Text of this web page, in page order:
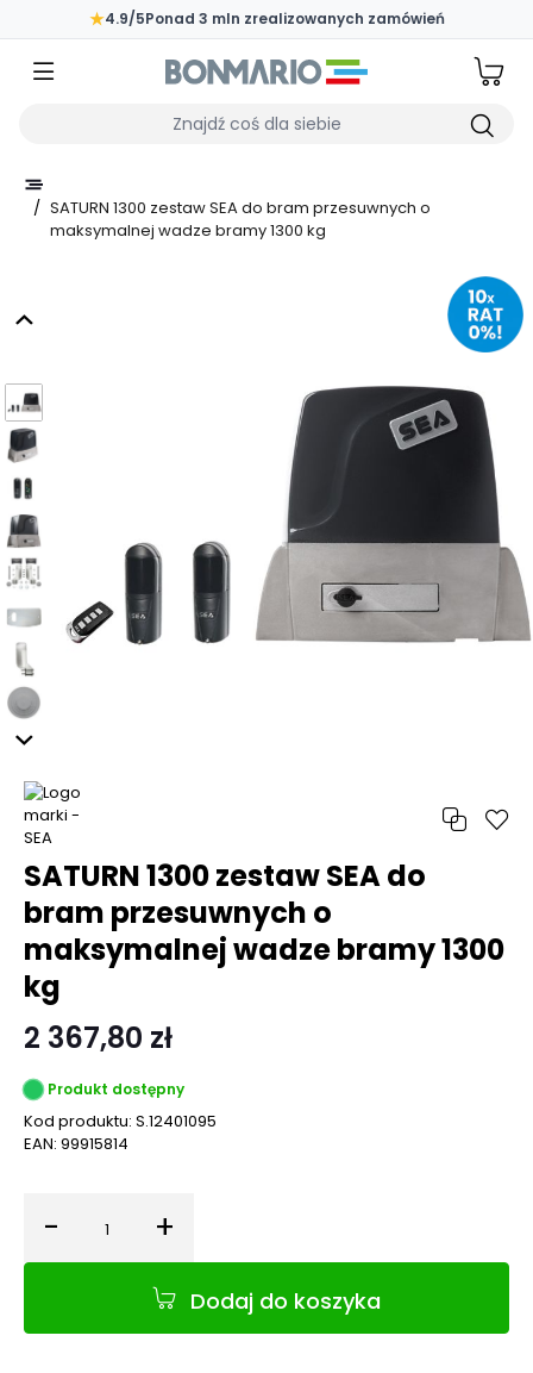
Przejdź do głównej zawartości strony
★4.9/5Ponad 3 mln zrealizowanych zamówień
Wpisz czego szukasz
/ SATURN 1300 zestaw SEA do bram przesuwnych o
maksymalnej wadze bramy 1300 kg
SATURN 1300 zestaw SEA do
bram przesuwnych o
maksymalnej wadze bramy 1300
kg
2 367,80 zł
Produkt dostępny
Kod produktu: S.12401095
EAN: 99915814
- Ilość +
Dodaj do koszyka